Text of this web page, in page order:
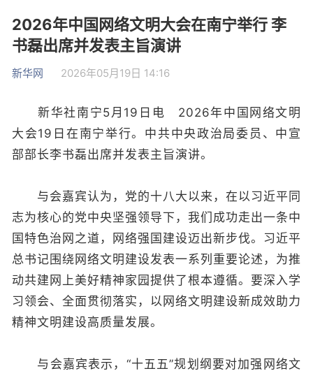
2026年中国网络文明大会在南宁举行 李
书磊出席并发表主旨演讲
新华网 2026年05月19日 14:16
新华社南宁5月19日电 2026年中国网络文明
大会19日在南宁举行。中共中央政治局委员、中宣
部部长李书磊出席并发表主旨演讲。
与会嘉宾认为，党的十八大以来，在以习近平同
志为核心的党中央坚强领导下，我们成功走出一条中
国特色治网之道，网络强国建设迈出新步伐。习近平
总书记围绕网络文明建设发表一系列重要论述，为推
动共建网上美好精神家园提供了根本遵循。要深入学
习领会、全面贯彻落实，以网络文明建设新成效助力
精神文明建设高质量发展。
与会嘉宾表示，“十五五”规划纲要对加强网络文